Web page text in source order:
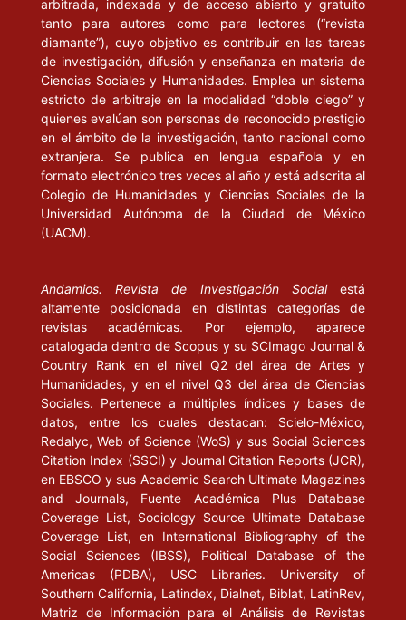
arbitrada, indexada y de acceso abierto y gratuito
tanto para autores como para lectores (“revista
diamante”), cuyo objetivo es contribuir en las tareas
de investigación, difusión y enseñanza en materia de
Ciencias Sociales y Humanidades. Emplea un sistema
estricto de arbitraje en la modalidad “doble ciego” y
quienes evalúan son personas de reconocido prestigio
en el ámbito de la investigación, tanto nacional como
extranjera. Se publica en lengua española y en
formato electrónico tres veces al año y está adscrita al
Colegio de Humanidades y Ciencias Sociales de la
Universidad Autónoma de la Ciudad de México
(UACM).
Andamios. Revista de Investigación Socialestá
altamente posicionada en distintas categorías de
revistas académicas. Por ejemplo, aparece
catalogada dentro de Scopus y su SCImago Journal &
Country Rank en el nivel Q2 del área de Artes y
Humanidades, y en el nivel Q3 del área de Ciencias
Sociales. Pertenece a múltiples índices y bases de
datos, entre los cuales destacan: Scielo-México,
Redalyc, Web of Science (WoS) y sus Social Sciences
Citation Index (SSCI) y Journal Citation Reports (JCR),
en EBSCO y sus Academic Search Ultimate Magazines
and Journals, Fuente Académica Plus Database
Coverage List, Sociology Source Ultimate Database
Coverage List, en International Bibliography of the
Social Sciences (IBSS), Political Database of the
Americas (PDBA), USC Libraries. University of
Southern California, Latindex, Dialnet, Biblat, LatinRev,
Matriz de Información para el Análisis de Revistas